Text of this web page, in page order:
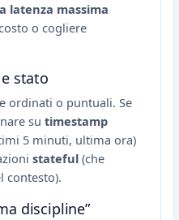
latenza massima
o cogliere
stato
ordinati o puntuali. Se
sutimestamp
5 minuti, ultima ora)
stateful (che
contesto).
discipline”